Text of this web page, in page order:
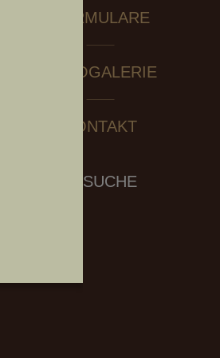
FORMULARE
FOTOGALERIE
KONTAKT
Search:
SUCHE